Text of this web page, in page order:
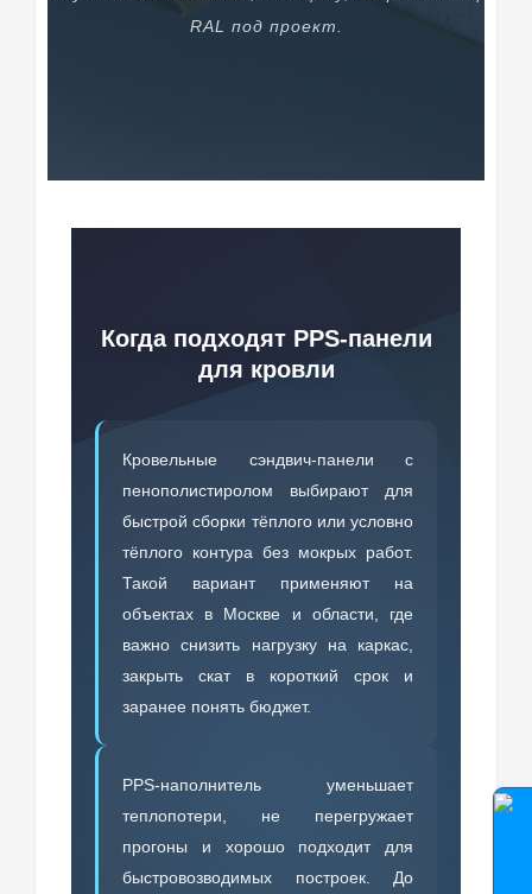
RAL под проект.
Когда подходят PPS-панели
для кровли
Кровельные сэндвич-панели с
пенополистиролом выбирают для
быстрой сборки тёплого или условно
тёплого контура без мокрых работ.
Такой вариант применяют на
объектах в Москве и области, где
важно снизить нагрузку на каркас,
закрыть скат в короткий срок и
заранее понять бюджет.
PPS-наполнитель уменьшает
теплопотери, не перегружает
прогоны и хорошо подходит для
быстровозводимых построек. До